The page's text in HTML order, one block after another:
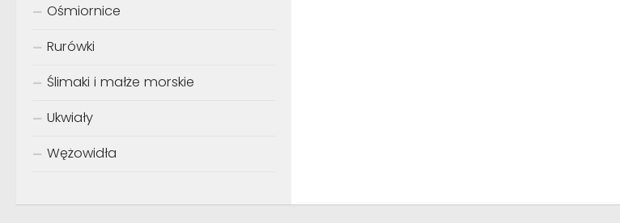
Ośmiornice
Rurówki
Ślimaki i małże morskie
Ukwiały
Wężowidła